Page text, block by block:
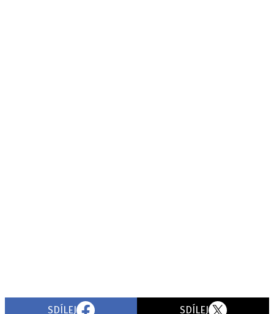
SDÍLEJ SDÍLEJ